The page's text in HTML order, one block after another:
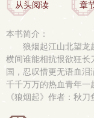
从头阅读 章
本书简介：
狼烟起江山北望龙
横间谁能相抗恨欲狂长
国，忍叹惜更无语血
千千万万的热血青年一
《狼烟起》作者：秋刀